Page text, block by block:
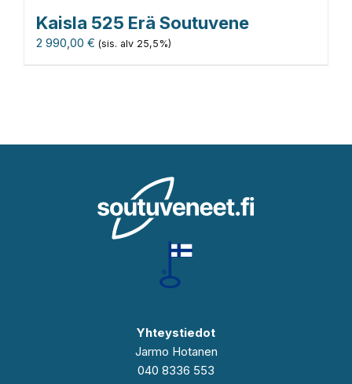
Kaisla 525 Erä Soutuvene
2 990,00 € (sis. alv 25,5%)
Yhteystiedot
Jarmo Hotanen
040 8336 553